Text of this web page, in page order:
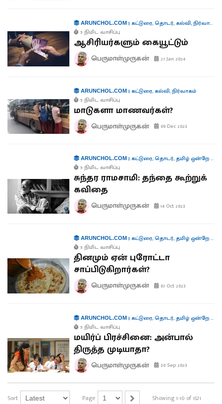
ARUNCHOL.COM| கட்டுரை,தொடர், கல்வி,நிர்வாகம்
5 நிமிட வாசிப்பு
ஆசிரியர்களும் கையூட்டும்
பெருமாள்முருகன் 27 Jan 2024
ARUNCHOL.COM| கட்டுரை, கல்வி,நிர்வாகம்
5 நிமிட வாசிப்பு
மாடுகளா மாணவர்கள்?
பெருமாள்முருகன் 09 Dec 2023
ARUNCHOL.COM| கட்டுரை,தொடர்,தமிழ் ஒன்றே போதும்
5 நிமிட வாசிப்பு
சுந்தர ராமசாமி: தந்தை கூற்றுக்
கவிதை
பெருமாள்முருகன் 14 Oct 2023
ARUNCHOL.COM| கட்டுரை,தொடர்,தமிழ் ஒன்றே போதும்
5 நிமிட வாசிப்பு
தினமும் ஏன் புரோட்டா
சாப்பிடுகிறார்கள்?
பெருமாள்முருகன் 07 Oct 2023
ARUNCHOL.COM| கட்டுரை,தொடர்,தமிழ் ஒன்றே போதும்
5 நிமிட வாசிப்பு
மயிர்ப் பிரச்சினை: அன்பால்
திருத்த முடியாதா?
பெருமாள்முருகன் 30 Sep 2023
Sort Page Showing 1-10 of 1521